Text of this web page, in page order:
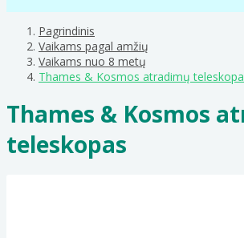
Pagrindinis
Vaikams pagal amžių
Vaikams nuo 8 metų
Thames & Kosmos atradimų
Thames & Kosmos
teleskopas